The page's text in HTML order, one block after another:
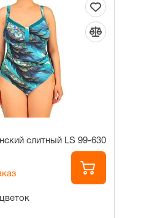
слитный LS 99-630